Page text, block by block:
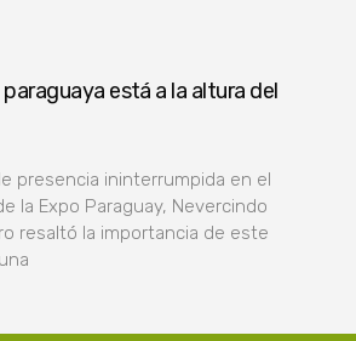
está a la altura del
presencia ininterrumpida en el
la Expo Paraguay, Nevercindo
resaltó la importancia de este